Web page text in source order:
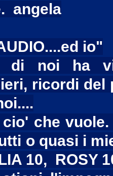
angela
io"
di noi ha
ricordi del
che
o quasi i
10, ROSY